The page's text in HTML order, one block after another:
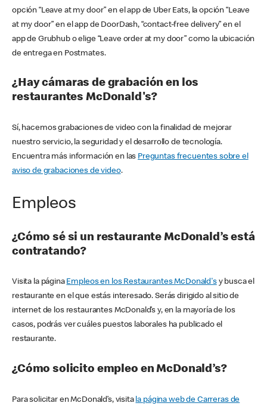
opción “Leave at my door” en el app de Uber Eats, la opción “Leave
at my door” en el app de DoorDash, “contact-free delivery” en el
app de Grubhub o elige “Leave order at my door” como la ubicación
de entrega en Postmates.
¿Hay cámaras de grabación en los
restaurantes McDonald's?
Sí, hacemos grabaciones de video con la finalidad de mejorar
nuestro servicio, la seguridad y el desarrollo de tecnología.
Encuentra más información en las Preguntas frecuentes sobre el
aviso de grabaciones de video.
Empleos
¿Cómo sé si un restaurante McDonald’s está
contratando?
Visita la página Empleos en los Restaurantes McDonald'sy busca el
restaurante en el que estás interesado. Serás dirigido al sitio de
internet de los restaurantes McDonald’s y, en la mayoría de los
casos, podrás ver cuáles puestos laborales ha publicado el
restaurante.
¿Cómo solicito empleo en McDonald’s?
Para solicitar en McDonald’s, visita la página web de Carreras de